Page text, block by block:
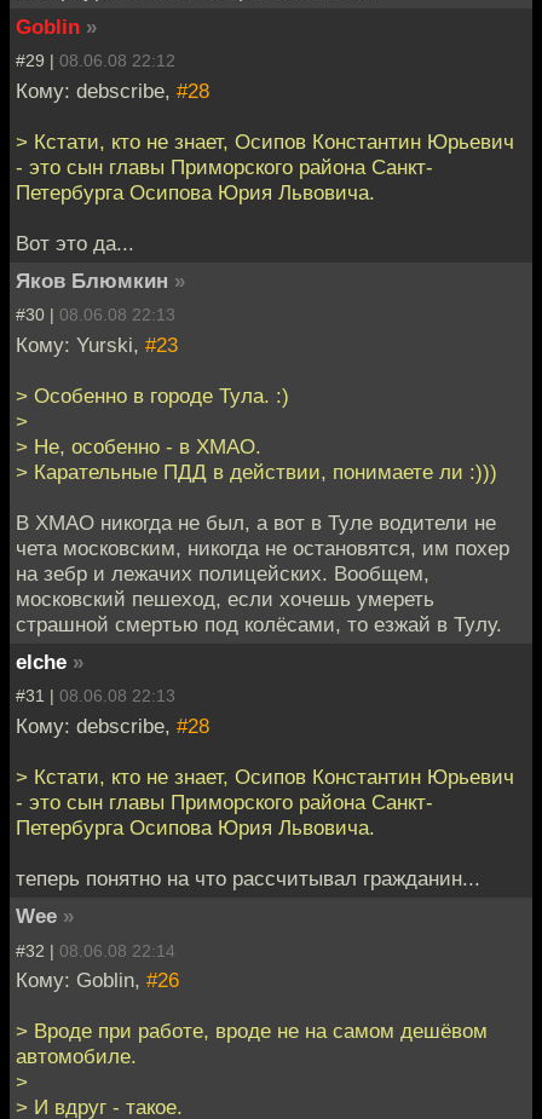
Goblin »
#29 | 08.06.08 22:12
Кому: debscribe, #28
> Кстати, кто не знает, Осипов Константин Юрьевич
- это сын главы Приморского района Санкт-
Петербурга Осипова Юрия Львовича.
Вот это да...
Яков Блюмкин »
#30 | 08.06.08 22:13
Кому: Yurski, #23
> Особенно в городе Тула. :)
>
> Не, особенно - в ХМАО.
> Карательные ПДД в действии, понимаете ли :)))
В ХМАО никогда не был, а вот в Туле водители не
чета московским, никогда не остановятся, им похер
на зебр и лежачих полицейских. Вообщем,
московский пешеход, если хочешь умереть
страшной смертью под колёсами, то езжай в Тулу.
elche »
#31 | 08.06.08 22:13
Кому: debscribe, #28
> Кстати, кто не знает, Осипов Константин Юрьевич
- это сын главы Приморского района Санкт-
Петербурга Осипова Юрия Львовича.
теперь понятно на что рассчитывал гражданин...
Wee »
#32 | 08.06.08 22:14
Кому: Goblin, #26
> Вроде при работе, вроде не на самом дешёвом
автомобиле.
>
> И вдруг - такое.